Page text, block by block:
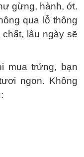
gừng, hành, ớt.
qua lỗ thông
lâu ngày sẽ
mua trứng, bạn
ngon. Không